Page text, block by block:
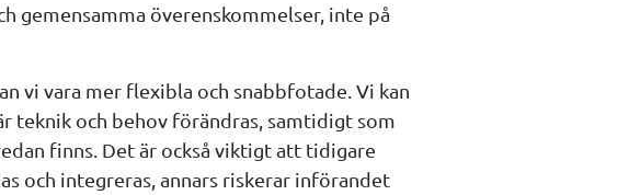
gemensamma överenskommelser, inte på
vi vara mer flexibla och snabbfotade. Vi kan
teknik och behov förändras, samtidigt som
finns. Det är också viktigt att tidigare
och integreras, annars riskerar införandet